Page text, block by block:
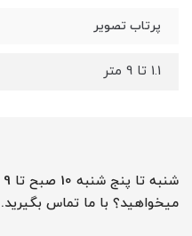
پرتاب تصویر
1.1 تا 9 متر
میخواهید؟ با ما تماس بگیرید.